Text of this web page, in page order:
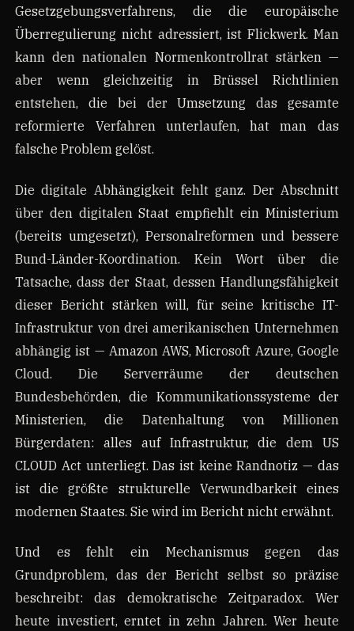
Gesetzgebungsverfahrens, die die europäische
Überregulierung nicht adressiert, ist Flickwerk. Man
kann den nationalen Normenkontrollrat stärken —
aber wenn gleichzeitig in Brüssel Richtlinien
entstehen, die bei der Umsetzung das gesamte
reformierte Verfahren unterlaufen, hat man das
falsche Problem gelöst.
Die digitale Abhängigkeit fehlt ganz. Der Abschnitt
über den digitalen Staat empfiehlt ein Ministerium
(bereits umgesetzt), Personalreformen und bessere
Bund-Länder-Koordination. Kein Wort über die
Tatsache, dass der Staat, dessen Handlungsfähigkeit
dieser Bericht stärken will, für seine kritische IT-
Infrastruktur von drei amerikanischen Unternehmen
abhängig ist — Amazon AWS, Microsoft Azure, Google
Cloud. Die Serverräume der deutschen
Bundesbehörden, die Kommunikationssysteme der
Ministerien, die Datenhaltung von Millionen
Bürgerdaten: alles auf Infrastruktur, die dem US
CLOUD Act unterliegt. Das ist keine Randnotiz — das
ist die größte strukturelle Verwundbarkeit eines
modernen Staates. Sie wird im Bericht nicht erwähnt.
Und es fehlt ein Mechanismus gegen das
Grundproblem, das der Bericht selbst so präzise
beschreibt: das demokratische Zeitparadox. Wer
heute investiert, erntet in zehn Jahren. Wer heute